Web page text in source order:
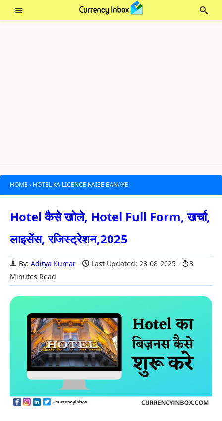
HOME › HOTEL KA LICENCE KAISE BANAYE
Hotel कैसे खोले, Hotel Full Form, खर्चा,
लाइसेंस, रजिस्ट्रेशन,2025
By: Aditya Kumar Last Updated: 28-08-2025
3
Minutes Read